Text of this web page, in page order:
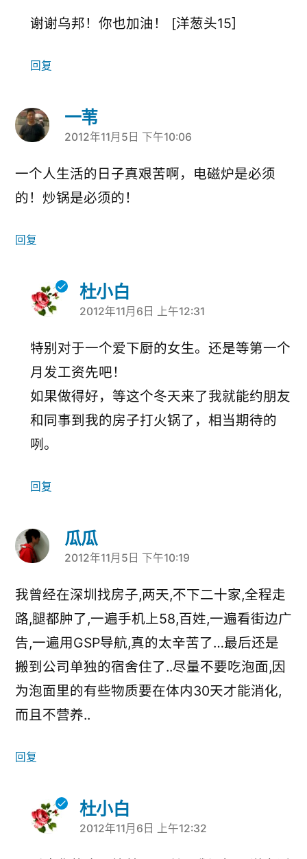
谢谢乌邦！你也加油！ [洋葱头15]
回复
一苇
说：
2012年11月5日 下午10:06
一个人生活的日子真艰苦啊，电磁炉是必须
的！炒锅是必须的！
回复
杜小白
说：
2012年11月6日 上午12:31
特别对于一个爱下厨的女生。还是等第一个
月发工资先吧！
如果做得好，等这个冬天来了我就能约朋友
和同事到我的房子打火锅了，相当期待的
咧。
回复
瓜瓜
说：
2012年11月5日 下午10:19
我曾经在深圳找房子,两天,不下二十家,全程走
路,腿都肿了,一遍手机上58,百姓,一遍看街边广
告,一遍用GSP导航,真的太辛苦了…最后还是
搬到公司单独的宿舍住了..尽量不要吃泡面,因
为泡面里的有些物质要在体内30天才能消化,
而且不营养..
回复
杜小白
说：
2012年11月6日 上午12:32